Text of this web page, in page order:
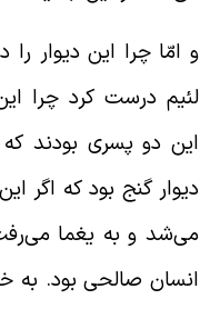
امّا چرا این دیوار را
درست کرد چرا این
دو پسری بودند که
گنج بود که اگر
و به یغما
صالحی بود. به